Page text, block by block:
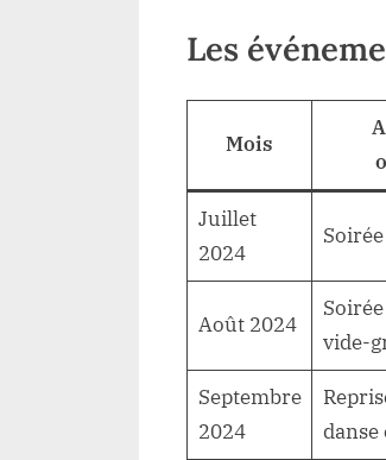
Les
Mois
Juillet
2024
Août 2024
vide-
Septembre
2024
danse